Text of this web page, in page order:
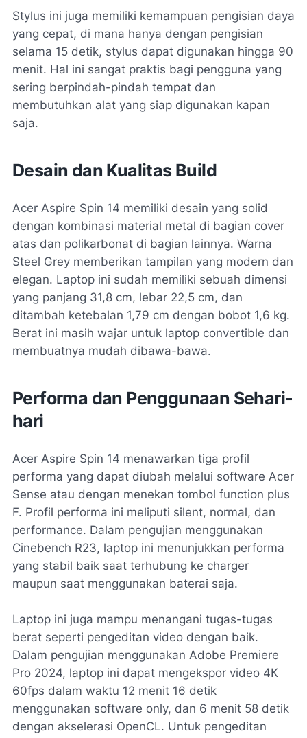
Stylus ini juga memiliki kemampuan pengisian daya
yang cepat, di mana hanya dengan pengisian
selama 15 detik, stylus dapat digunakan hingga 90
menit. Hal ini sangat praktis bagi pengguna yang
sering berpindah-pindah tempat dan
membutuhkan alat yang siap digunakan kapan
saja.
Desain dan Kualitas Build
Acer Aspire Spin 14 memiliki desain yang solid
dengan kombinasi material metal di bagian cover
atas dan polikarbonat di bagian lainnya. Warna
Steel Grey memberikan tampilan yang modern dan
elegan. Laptop ini sudah memiliki sebuah dimensi
yang panjang 31,8 cm, lebar 22,5 cm, dan
ditambah ketebalan 1,79 cm dengan bobot 1,6 kg.
Berat ini masih wajar untuk laptop convertible dan
membuatnya mudah dibawa-bawa.
Performa dan Penggunaan Sehari-
hari
Acer Aspire Spin 14 menawarkan tiga profil
performa yang dapat diubah melalui software Acer
Sense atau dengan menekan tombol function plus
F. Profil performa ini meliputi silent, normal, dan
performance. Dalam pengujian menggunakan
Cinebench R23, laptop ini menunjukkan performa
yang stabil baik saat terhubung ke charger
maupun saat menggunakan baterai saja.
Laptop ini juga mampu menangani tugas-tugas
berat seperti pengeditan video dengan baik.
Dalam pengujian menggunakan Adobe Premiere
Pro 2024, laptop ini dapat mengekspor video 4K
60fps dalam waktu 12 menit 16 detik
menggunakan software only, dan 6 menit 58 detik
dengan akselerasi OpenCL. Untuk pengeditan